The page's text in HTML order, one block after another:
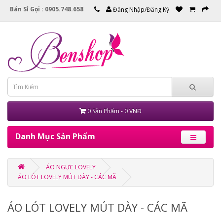
Bán Sỉ Gọi : 0905.748.658 Đăng Nhập/Đăng Ký
0 Sản Phẩm - 0 VNĐ
Danh Mục Sản Phẩm
ÁO NGỰC LOVELY
ÁO LÓT LOVELY MÚT DÀY - CÁC MÃ
ÁO LÓT LOVELY MÚT DÀY - CÁC MÃ